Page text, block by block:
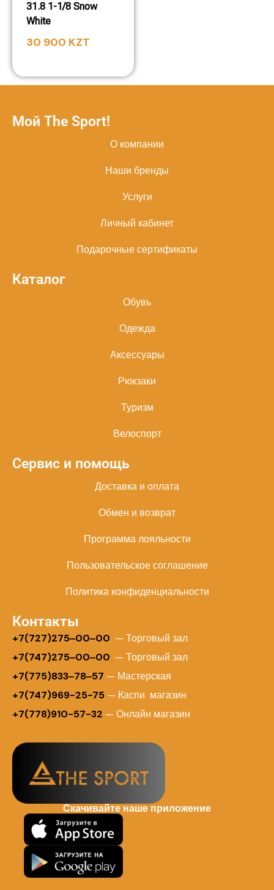
31.8 1-1/8 Snow
White
30 900 KZT
Мой The Sport!
О компании
Наши бренды
Услуги
Личный кабинет
Подарочные сертификаты
Каталог
Обувь
Одежда
Аксессуары
Рюкзаки
Туризм
Велоспорт
Сервис и помощь
Доставка и оплата
Обмен и возврат
Программа лояльности
Пользовательское соглашение
Политика конфиденциальности
Контакты
+7(727)275‒00‒00 — Торговый зал
+7(747)275‒00‒00 — Торговый зал
+7(775)833‒78‒57 — Мастерская
+7(747)969-25-75 — Каспи магазин
+7(778)910-57-32 — Онлайн магазин
Скачивайте наше приложение